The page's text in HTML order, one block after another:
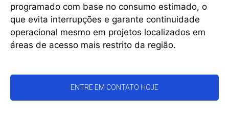
programado com base no consumo estimado, o
que evita interrupções e garante continuidade
operacional mesmo em projetos localizados em
áreas de acesso mais restrito da região.
ENTRE EM CONTATO HOJE